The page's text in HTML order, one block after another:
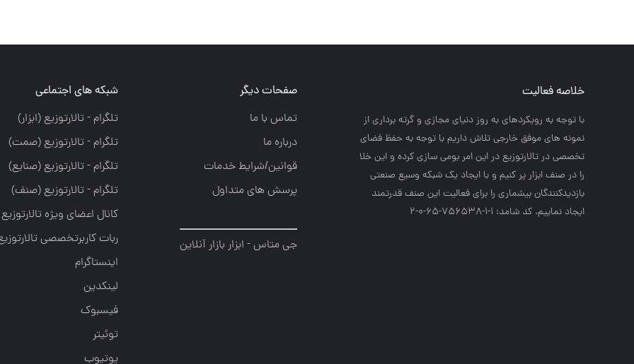
خلاصه فعالیت
با توجه به رويكردهاي به روز دنياي مجازي و گرته برداري از
نمونه هاي موفق خارجي تلاش داريم با توجه به حفظ فضاي
تخصصي در تالارتوزيع در اين امر بومي سازي كرده و اين خلا
را در صنف ابزار پر كنيم و با ايجاد يك شبكه وسيع صنعتي
بازديدكنندگان بيشماري را براي فعاليت اين صنف قدرتمند
ايجاد نماييم. کد شامد: 1-1-756538-65-0-2
صفحات دیگر
تماس با ما
درباره ما
قوانین/شرایط خدمات
پرسش های متداول
جی متاس - ابزار بازار آنلاین
شبکه های اجتماعی
تلگرام - تالارتوزيع (ابزار)
تلگرام - تالارتوزيع (صمت)
تلگرام - تالارتوزيع (صنايع)
تلگرام - تالارتوزیع (صنف)
کانال اعضای ویژه تالارتوزیع
ربات کاربرتخصصی
اینستاگرام
لینکدین
فیسبوک
توئیتر
یوتیوب